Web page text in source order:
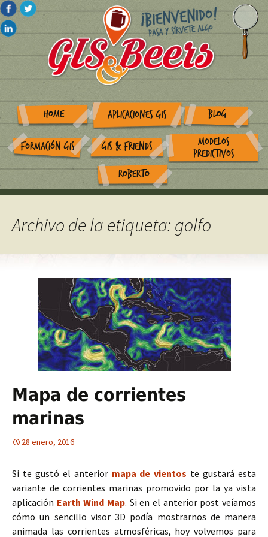
HOME APLICACIONES GIS BLOG
FORMACIÓN GIS GIS & FRIENDS
MODELOS
PREDICTIVOS
ROBERTO
Archivo de la etiqueta: golfo
Mapa de corrientes
marinas
28 enero, 2016
Si te gustó el anterior mapa de vientos te gustará esta
variante de corrientes marinas promovido por la ya vista
aplicación Earth Wind Map. Si en el anterior post veíamos
cómo un sencillo visor 3D podía mostrarnos de manera
animada las corrientes atmosféricas, hoy volvemos para